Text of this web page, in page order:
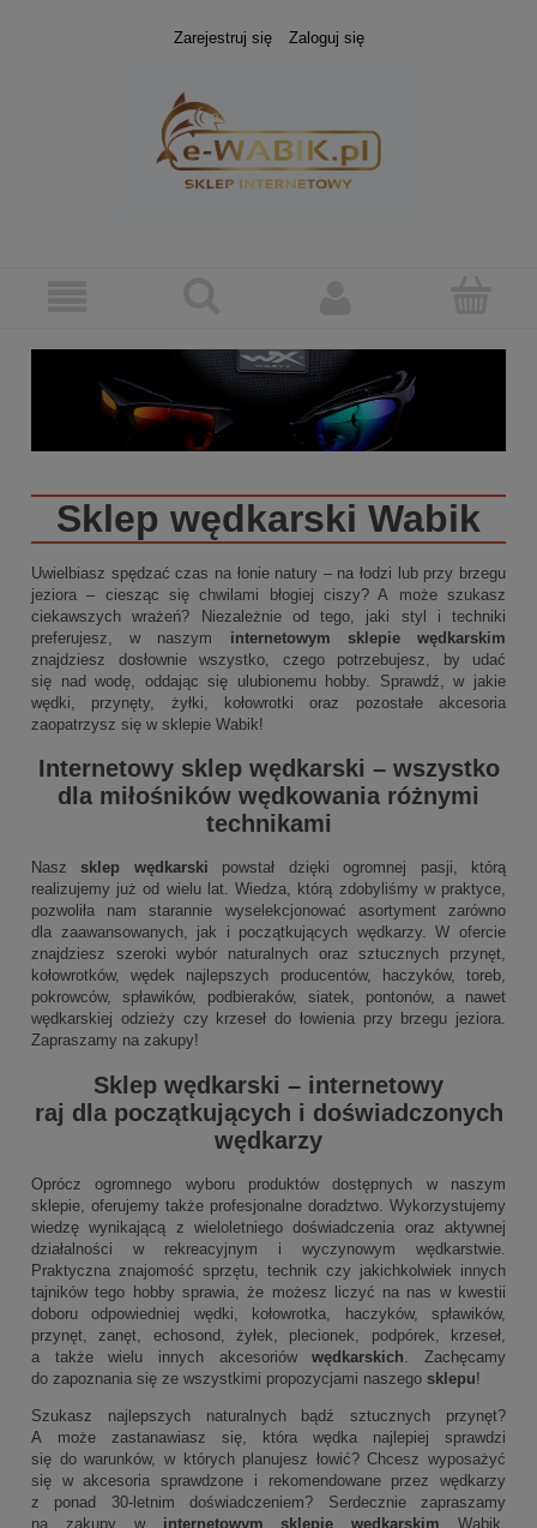
Zarejestruj się Zaloguj się
Sklep wędkarski Wabik
Uwielbiasz spędzać czas na łonie natury – na łodzi lub przy brzegu
jeziora – ciesząc się chwilami błogiej ciszy? A może szukasz
ciekawszych wrażeń? Niezależnie od tego, jaki styl i techniki
preferujesz, w naszym internetowym sklepie wędkarskim
znajdziesz dosłownie wszystko, czego potrzebujesz, by udać
się nad wodę, oddając się ulubionemu hobby. Sprawdź, w jakie
wędki, przynęty, żyłki, kołowrotki oraz pozostałe akcesoria
zaopatrzysz się w sklepie Wabik!
Internetowy sklep wędkarski – wszystko
dla miłośników wędkowania różnymi
technikami
Naszsklep wędkarski powstał dzięki ogromnej pasji, którą
realizujemy już od wielu lat. Wiedza, którą zdobyliśmy w praktyce,
pozwoliła nam starannie wyselekcjonować asortyment zarówno
dla zaawansowanych, jak i początkujących wędkarzy. W ofercie
znajdziesz szeroki wybór naturalnych oraz sztucznych przynęt,
kołowrotków, wędek najlepszych producentów, haczyków, toreb,
pokrowców, spławików, podbieraków, siatek, pontonów, a nawet
wędkarskiej odzieży czy krzeseł do łowienia przy brzegu jeziora.
Zapraszamy na zakupy!
Sklep wędkarski – internetowy
raj dla początkujących i doświadczonych
wędkarzy
Oprócz ogromnego wyboru produktów dostępnych w naszym
sklepie, oferujemy także profesjonalne doradztwo. Wykorzystujemy
wiedzę wynikającą z wieloletniego doświadczenia oraz aktywnej
działalności w rekreacyjnym i wyczynowym wędkarstwie.
Praktyczna znajomość sprzętu, technik czy jakichkolwiek innych
tajników tego hobby sprawia, że możesz liczyć na nas w kwestii
doboru odpowiedniej wędki, kołowrotka, haczyków, spławików,
przynęt, zanęt, echosond, żyłek, plecionek, podpórek, krzeseł,
a także wielu innych akcesoriówwędkarskich . Zachęcamy
do zapoznania się ze wszystkimi propozycjami naszego sklepu!
Szukasz najlepszych naturalnych bądź sztucznych przynęt?
A może zastanawiasz się, która wędka najlepiej sprawdzi
się do warunków, w których planujesz łowić? Chcesz wyposażyć
się w akcesoria sprawdzone i rekomendowane przez wędkarzy
z ponad 30-letnim doświadczeniem? Serdecznie zapraszamy
na zakupy w internetowym sklepie wędkarskim Wabik,